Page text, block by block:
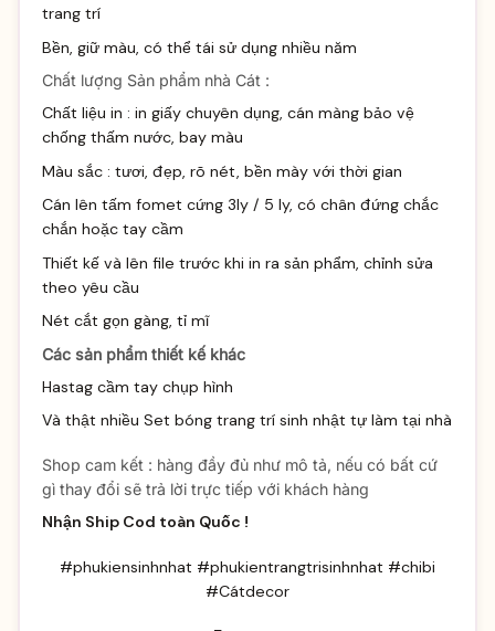
trang trí
Bền, giữ màu, có thể tái sử dụng nhiều năm
Chất lượng Sản phẩm nhà Cát :
Chất liệu in : in giấy chuyên dụng, cán màng bảo vệ
chống thấm nước, bay màu
Màu sắc : tươi, đẹp, rõ nét, bền mày với thời gian
Cán lên tấm fomet cứng 3ly / 5 ly, có chân đứng chắc
chắn hoặc tay cầm
Thiết kế và lên file trước khi in ra sản phẩm, chỉnh sửa
theo yêu cầu
Nét cắt gọn gàng, tỉ mĩ
Các sản phẩm thiết kế khác
Hastag cầm tay chụp hình
Và thật nhiều Set bóng trang trí sinh nhật tự làm tại nhà
Shop cam kết : hàng đầy đủ như mô tả, nếu có bất cứ
gì thay đổi sẽ trả lời trực tiếp với khách hàng
Nhận Ship Cod toàn Quốc !
#phukiensinhnhat #phukientrangtrisinhnhat #chibi
#Cátdecor